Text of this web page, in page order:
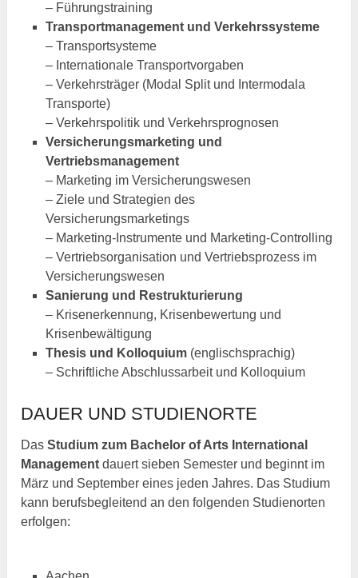
– Führungstraining
Transportmanagement und Verkehrssysteme
– Transportsysteme
– Internationale Transportvorgaben
– Verkehrsträger (Modal Split und Intermodala
Transporte)
– Verkehrspolitik und Verkehrsprognosen
Versicherungsmarketing und
Vertriebsmanagement
– Marketing im Versicherungswesen
– Ziele und Strategien des
Versicherungsmarketings
– Marketing-Instrumente und Marketing-Controlling
– Vertriebsorganisation und Vertriebsprozess im
Versicherungswesen
Sanierung und Restrukturierung
– Krisenerkennung, Krisenbewertung und
Krisenbewältigung
Thesis und Kolloquium(englischsprachig)
– Schriftliche Abschlussarbeit und Kolloquium
DAUER UND STUDIENORTE
DasStudium zum Bachelor of Arts International
Management dauert sieben Semester und beginnt im
März und September eines jeden Jahres. Das Studium
kann berufsbegleitend an den folgenden Studienorten
erfolgen: